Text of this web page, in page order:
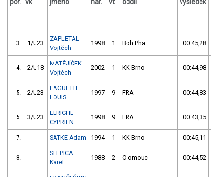
por. vk jméno nar. vt oddíl
výsledek
3. 1/U23
ZAPLETAL
Vojtěch
1998 1 Boh.Pha 00:45,28
4. 2/U18
MATĚJÍČEK
Vojtěch
2002 1 KK Brno 00:44,98
5. 2/U23
LAGUETTE
LOUIS
1997 9 FRA 00:44,83
5. 3/U23
LERICHE
CYPRIEN
1998 9 FRA 00:43,35
7. SATKE Adam 1994 1 KK Brno 00:45,11
8.
SLEPICA
Karel
1988 2 Olomouc 00:44,52